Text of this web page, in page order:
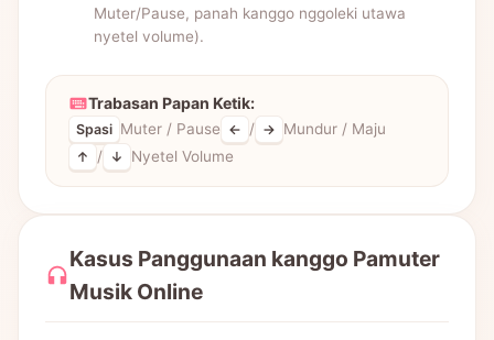
Muter/Pause, panah kanggo nggoleki utawa
nyetel volume).
Trabasan Papan Ketik:
Spasi Muter / Pause ← / → Mundur / Maju
↑ / ↓ Nyetel Volume
Kasus Panggunaan kanggo Pamuter
Musik Online